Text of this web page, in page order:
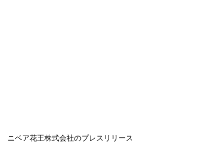
ニベア花王株式会社のプレスリリース